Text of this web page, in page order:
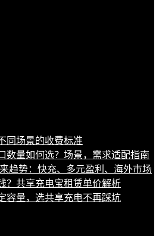
同场景的收费标准
数量如何选？场景，需求适配指南
趋势：快充、多元盈利、海外市场
？共享充电宝租赁单价解析
容量，选共享充电不再踩坑